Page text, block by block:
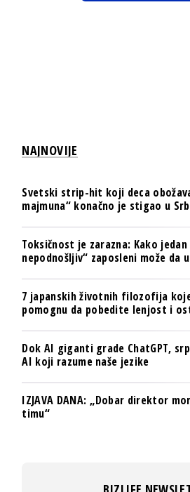
NAJNOVIJE
Svetski strip-hit koji deca
majmuna“ konačno je stigao u
Toksičnost je zarazna: Kako
nepodnošljiv“ zaposleni može da
7 japanskih životnih filozofija
pomognu da pobedite lenjost i
Dok AI giganti grade ChatGPT,
AI koji razume naše jezike
IZJAVA DANA: „Dobar direktor
timu“